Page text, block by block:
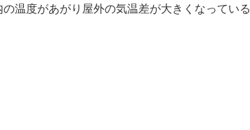
温度があがり屋外の気温差が大きくなっている